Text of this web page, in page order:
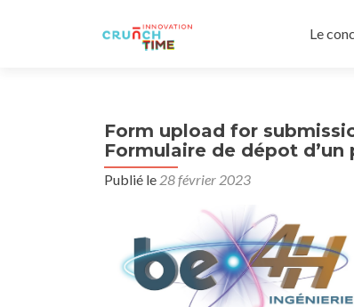
au
Le
Form upload for
Formulaire de dépot d’un
Publié le 28 février 2023